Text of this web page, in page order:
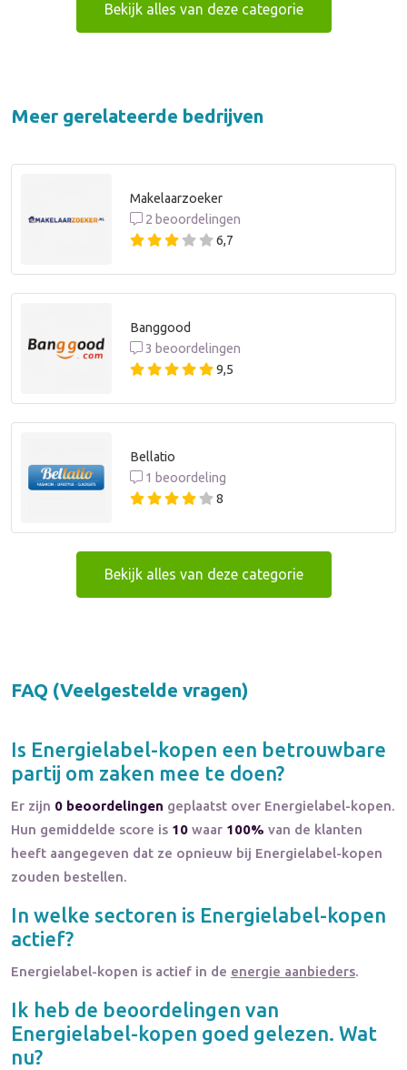
Bekijk alles van deze categorie
Meer gerelateerde bedrijven
Makelaarzoeker
2 beoordelingen
6,7
Banggood
3 beoordelingen
9,5
Bellatio
1 beoordeling
8
Bekijk alles van deze categorie
FAQ (Veelgestelde vragen)
Is Energielabel-kopen een betrouwbare
partij om zaken mee te doen?
Er zijn 0 beoordelingen geplaatst over Energielabel-kopen.
Hun gemiddelde score is 10 waar 100% van de klanten
heeft aangegeven dat ze opnieuw bij Energielabel-kopen
zouden bestellen.
In welke sectoren is Energielabel-kopen
actief?
Energielabel-kopen is actief in de energie aanbieders.
Ik heb de beoordelingen van
Energielabel-kopen goed gelezen. Wat
nu?